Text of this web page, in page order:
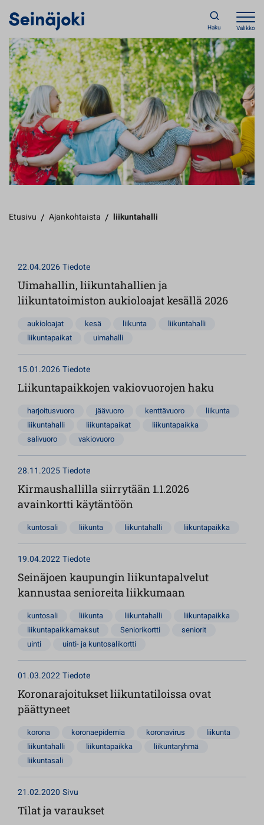
Haku Valikko
Etusivu / Ajankohtaista / liikuntahalli
22.04.2026Tiedote
Uimahallin, liikuntahallien ja
liikuntatoimiston aukioloajat kesällä 2026
aukioloajat kesä liikunta
liikuntahalli
liikuntapaikat
uimahalli
15.01.2026Tiedote
Liikuntapaikkojen vakiovuorojen haku
harjoitusvuoro jäävuoro kenttävuoro
liikunta
liikuntahalli
liikuntapaikat
liikuntapaikka
salivuoro
vakiovuoro
28.11.2025Tiedote
Kirmaushallilla siirrytään 1.1.2026
avainkortti käytäntöön
kuntosali liikunta liikuntahalli liikuntapaikka
19.04.2022Tiedote
Seinäjoen kaupungin liikuntapalvelut
kannustaa senioreita liikkumaan
kuntosali liikunta liikuntahalli
liikuntapaikka
liikuntapaikkamaksut
Seniorikortti
seniorit
uinti
uinti- ja kuntosalikortti
01.03.2022Tiedote
Koronarajoitukset liikuntatiloissa ovat
päättyneet
korona koronaepidemia koronavirus
liikunta
liikuntahalli
liikuntapaikka
liikuntaryhmä
liikuntasali
21.02.2020 Sivu
Tilat ja varaukset